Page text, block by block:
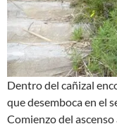
Dentro del cañizal
que desemboca en el
Comienzo del